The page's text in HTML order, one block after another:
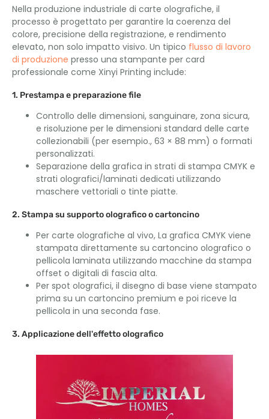
Nella produzione industriale di carte olografiche, il
processo è progettato per garantire la coerenza del
colore, precisione della registrazione, e rendimento
elevato, non solo impatto visivo. Un tipico flusso di lavoro
di produzione presso una stampante per card
professionale come Xinyi Printing include:
1. Prestampa e preparazione file
Controllo delle dimensioni, sanguinare, zona sicura,
e risoluzione per le dimensioni standard delle carte
collezionabili (per esempio., 63 × 88 mm) o formati
personalizzati.
Separazione della grafica in strati di stampa CMYK e
strati olografici/laminati dedicati utilizzando
maschere vettoriali o tinte piatte.
2. Stampa su supporto olografico o cartoncino
Per carte olografiche al vivo, La grafica CMYK viene
stampata direttamente su cartoncino olografico o
pellicola laminata utilizzando macchine da stampa
offset o digitali di fascia alta.
Per spot olografici, il disegno di base viene stampato
prima su un cartoncino premium e poi riceve la
pellicola in una seconda fase.
3. Applicazione dell'effetto olografico